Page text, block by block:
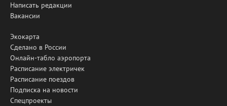
Написать редакции
Вакансии
Экокарта
Сделано в России
Онлайн-табло аэропорта
Расписание электричек
Расписание поездов
Подписка на новости
Спецпроекты